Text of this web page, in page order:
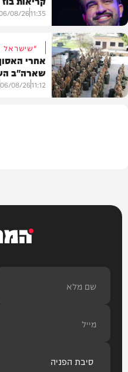
בעולם
11:35
08/26
"שישראל
אחרי
שארה"ב
11:12
06/08/26
המחדש